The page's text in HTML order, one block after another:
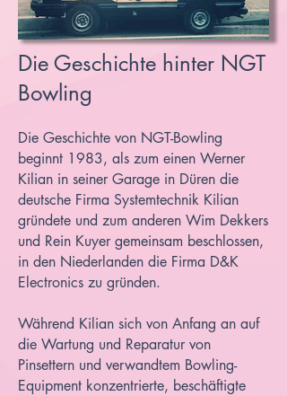
Die Geschichte hinter NGT
Bowling
Die Geschichte von NGT-Bowling
beginnt 1983, als zum einen Werner
Kilian in seiner Garage in Düren die
deutsche Firma Systemtechnik Kilian
gründete und zum anderen Wim Dekkers
und Rein Kuyer gemeinsam beschlossen,
in den Niederlanden die Firma D&K
Electronics zu gründen.
Während Kilian sich von Anfang an auf
die Wartung und Reparatur von
Pinsettern und verwandtem Bowling-
Equipment konzentrierte, beschäftigte